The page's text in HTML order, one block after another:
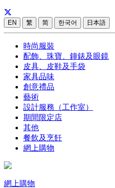
EN 繁 简 한국어 日本語
時尚服裝
配飾、珠寶、鐘錶及眼鏡
皮具、皮鞋及手袋
家具品味
創意禮品
藝術
設計服務（工作室）
期間限定店
其他
餐飲及烹飪
網上購物
網上購物